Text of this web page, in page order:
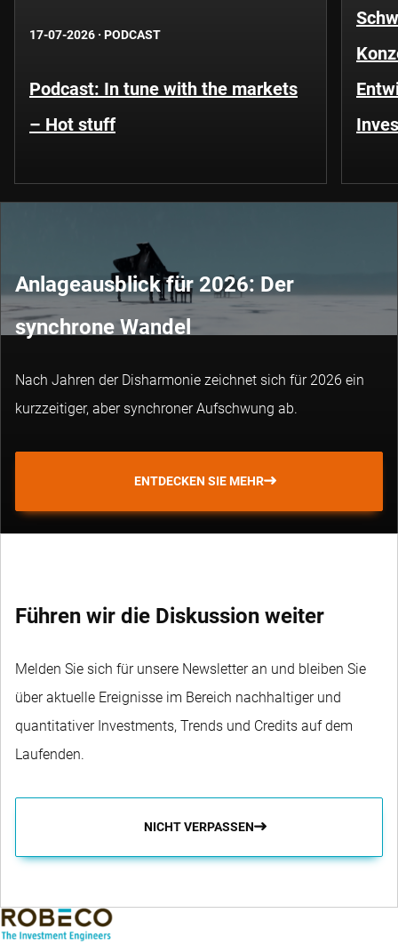
17-07-2026 · PODCAST
Podcast: In tune with the markets
– Hot stuff
Anlageausblick für 2026: Der
synchrone Wandel
Nach Jahren der Disharmonie zeichnet sich für 2026 ein
kurzzeitiger, aber synchroner Aufschwung ab.
ENTDECKEN SIE MEHR
Führen wir die Diskussion weiter
Melden Sie sich für unsere Newsletter an und bleiben Sie
über aktuelle Ereignisse im Bereich nachhaltiger und
quantitativer Investments, Trends und Credits auf dem
Laufenden.
NICHT VERPASSEN